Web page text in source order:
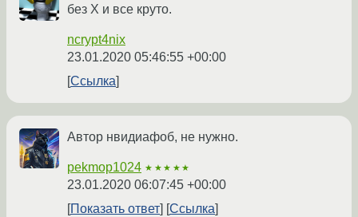
без X и все круто.
ncrypt4nix
23.01.2020 05:46:55 +00:00
Ссылка
Автор нвидиафоб, не нужно.
pekmop1024 ★★★★★
23.01.2020 06:07:45 +00:00
Показать ответ
Ссылка